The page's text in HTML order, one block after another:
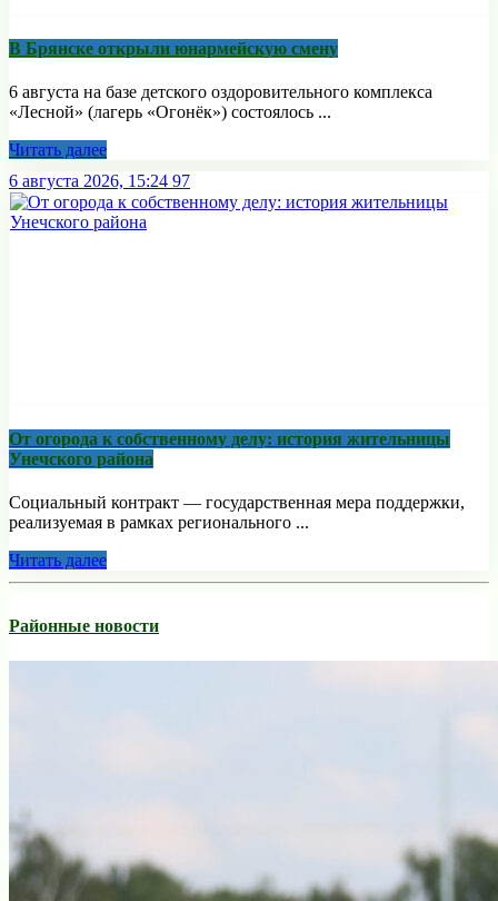
В Брянске открыли юнармейскую смену
6 августа на базе детского оздоровительного комплекса
«Лесной» (лагерь «Огонёк») состоялось ...
Читать далее
6 августа 2026, 15:24 97
От огорода к собственному делу: история жительницы
Унечского района
Социальный контракт — государственная мера поддержки,
реализуемая в рамках регионального ...
Читать далее
Районные новости